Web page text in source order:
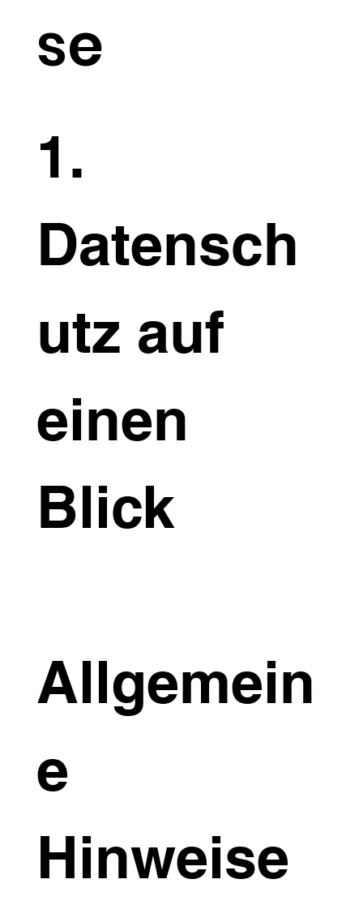
se
1.
Datensch
utz auf
einen
Blick
Allgemein
e
Hinweise